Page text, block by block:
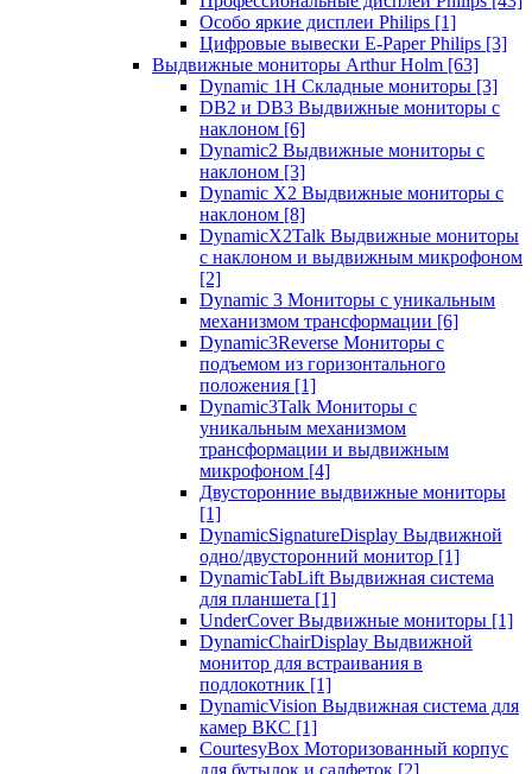
Особо яркие дисплеи Philips [1]
Цифровые вывески E-Paper Philips [3]
Выдвижные мониторы Arthur Holm [63]
Dynamic 1Н Складные мониторы [3]
DB2 и DB3 Выдвижные мониторы с
наклоном [6]
Dynamic2 Выдвижные мониторы с
наклоном [3]
Dynamic X2 Выдвижные мониторы с
наклоном [8]
DynamicX2Talk Выдвижные мониторы
с наклоном и выдвижным микрофоном
[2]
Dynamic 3 Мониторы с уникальным
механизмом трансформации [6]
Dynamic3Reverse Мониторы с
подъемом из горизонтального
положения [1]
Dynamic3Talk Мониторы с
уникальным механизмом
трансформации и выдвижным
микрофоном [4]
Двусторонние выдвижные мониторы
[1]
DynamicSignatureDisplay Выдвижной
одно/двусторонний монитор [1]
DynamicTabLift Выдвижная система
для планшета [1]
UnderCover Выдвижные мониторы [1]
DynamicChairDisplay Выдвижной
монитор для встраивания в
подлокотник [1]
DynamicVision Выдвижная система для
камер ВКС [1]
CourtesyBox Моторизованный корпус
для бутылок и салфеток [2]